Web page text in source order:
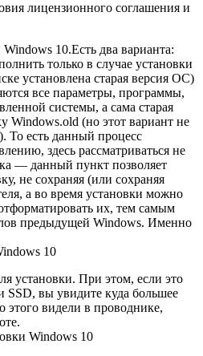
лицензионного соглашения и
10.Есть два варианта:
только в случае установки
установлена старая версия ОС)
все параметры, программы,
системы, а сама старая
Windows.old (но этот вариант не
То есть данный процесс
здесь рассматриваться не
— данный пункт позволяет
не сохраняя (или сохраняя
а во время установки можно
их, тем самым
предыдущей Windows. Именно
установки. При этом, если это
вы увидите куда большее
этого видели в проводнике,